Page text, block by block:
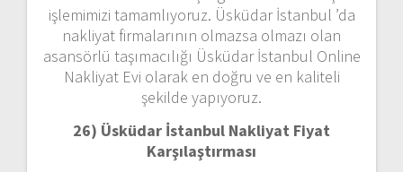
işlemimizi tamamlıyoruz. Üsküdar İstanbul ’da
nakliyat firmalarının olmazsa olmazı olan
asansörlü taşımacılığı Üsküdar İstanbul Online
Nakliyat Evi olarak en doğru ve en kaliteli
şekilde yapıyoruz.
26) Üsküdar İstanbul Nakliyat Fiyat
Karşılaştırması